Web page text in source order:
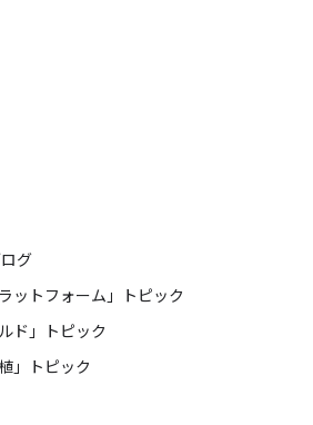
グ
ットフォーム」トピック
ド」トピック
」トピック